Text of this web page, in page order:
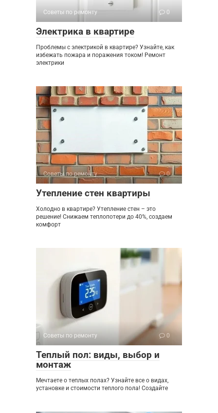
Советы по ремонту 0
Электрика в квартире
Проблемы с электрикой в квартире? Узнайте, как
избежать пожара и поражения током! Ремонт
электрики
Советы по ремонту 0
Утепление стен квартиры
Холодно в квартире? Утепление стен – это
решение! Снижаем теплопотери до 40%, создаем
комфорт
Советы по ремонту 0
Теплый пол: виды, выбор и
монтаж
Мечтаете о теплых полах? Узнайте все о видах,
установке и стоимости теплого пола! Создайте